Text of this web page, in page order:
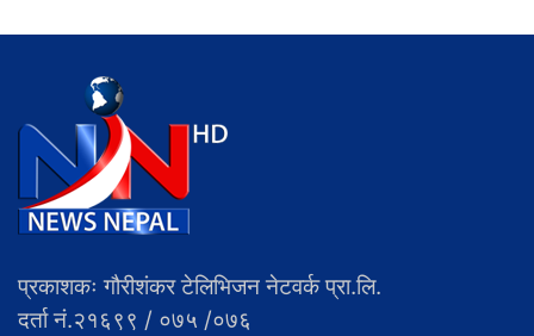
प्रकाशकः गौरीशंकर टेलिभिजन नेटवर्क प्रा.लि.
दर्ता नं.२१६९९ / ०७५ /०७६